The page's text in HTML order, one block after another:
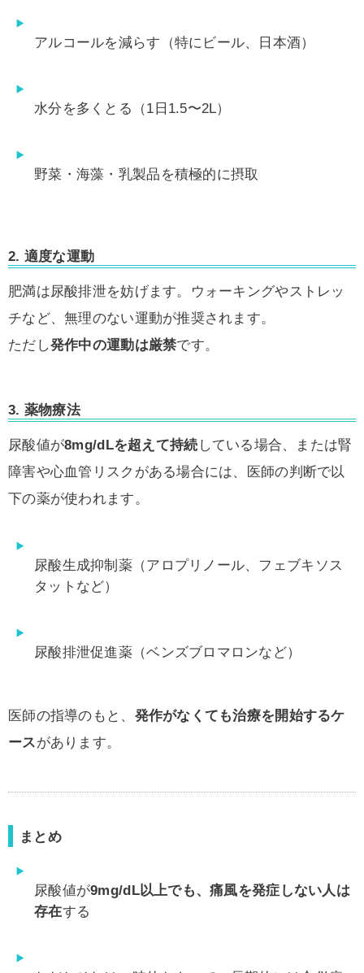
アルコールを減らす（特にビール、日本酒）
水分を多くとる（1日1.5〜2L）
野菜・海藻・乳製品を積極的に摂取
2. 適度な運動
肥満は尿酸排泄を妨げます。ウォーキングやストレッ
チなど、無理のない運動が推奨されます。
ただし発作中の運動は厳禁です。
3. 薬物療法
尿酸値が8mg/dLを超えて持続 している場合、または腎
障害や心血管リスクがある場合には、医師の判断で以
下の薬が使われます。
尿酸生成抑制薬（アロプリノール、フェブキソス
タットなど）
尿酸排泄促進薬（ベンズブロマロンなど）
医師の指導のもと、 発作がなくても治療を開始するケ
ースがあります。
まとめ
尿酸値が9mg/dL以上でも、痛風を発症しない人は
存在する